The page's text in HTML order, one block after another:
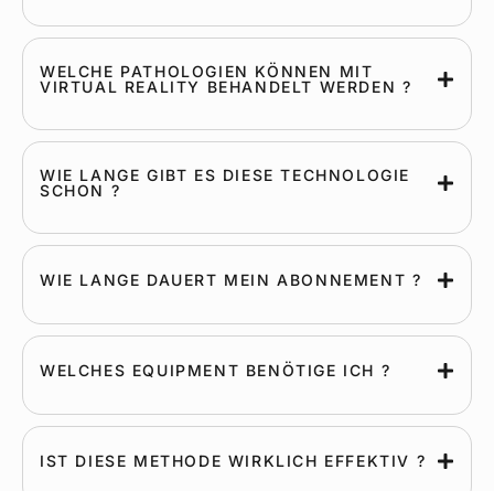
WELCHE PATHOLOGIEN KÖNNEN MIT
VIRTUAL REALITY BEHANDELT WERDEN ?
WIE LANGE GIBT ES DIESE TECHNOLOGIE
SCHON ?
WIE LANGE DAUERT MEIN ABONNEMENT ?
WELCHES EQUIPMENT BENÖTIGE ICH ?
IST DIESE METHODE WIRKLICH EFFEKTIV ?